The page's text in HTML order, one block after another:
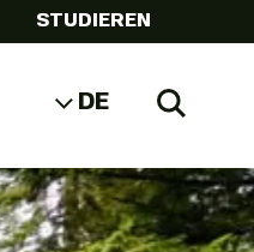
STUDIEREN
DE
EN